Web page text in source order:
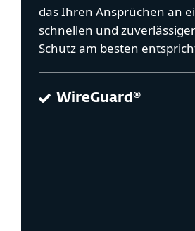
das Ihren Ansprüchen an
schnellen und
Schutz am besten
WireGuard®